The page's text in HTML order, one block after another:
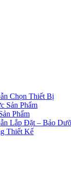
Chọn Thiết Bị
Sản Phẩm
Phẩm
Lắp Đặt – Bảo
Thiết Kế